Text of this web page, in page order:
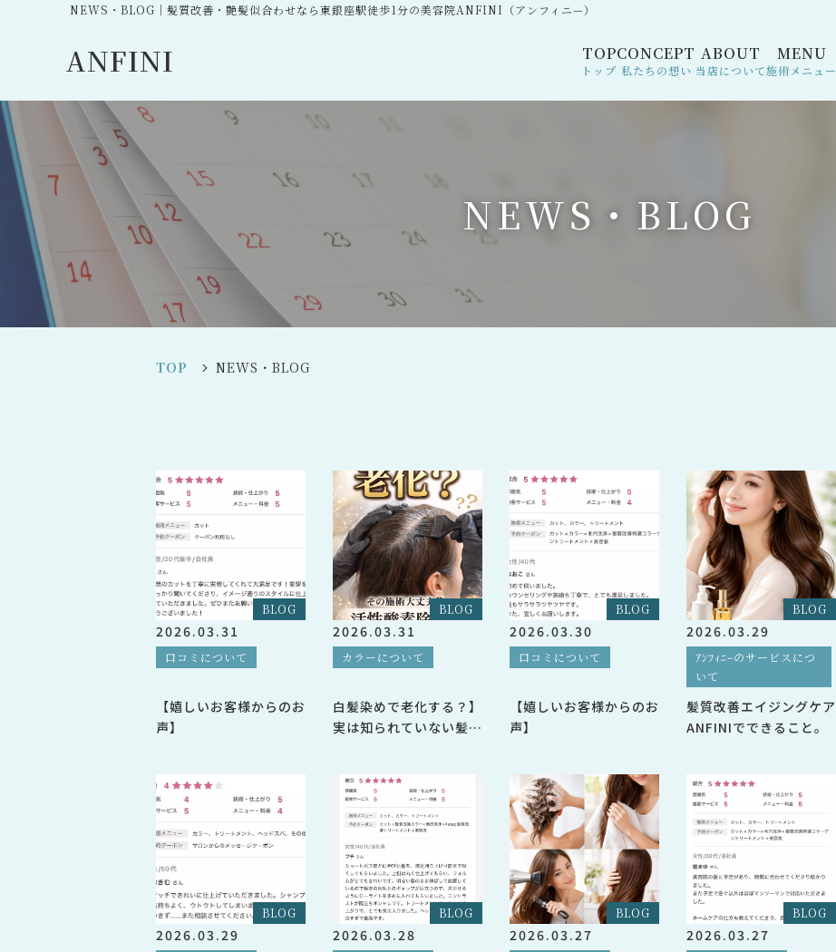
NEWS・BLOG｜髪質改善・艶髪似合わせなら東銀座駅徒歩1分の美容院ANFINI（アンフィニ—）
ANFINI TOP
トップ
CONCEPT
私たちの想い
ABOUT
当店について
MENU
施術メニュー
NEWS ・ BLOG
TOP NEWS・BLOG
BLOG
2026.03.31
口コミについて
【嬉しいお客様からのお
声】
BLOG
2026.03.31
カラーについて
白髪染めで老化する？】
実は知られていない髪と
BLOG
2026.03.30
口コミについて
【嬉しいお客様からのお
声】
BLOG
2026.03.29
ｱﾝﾌｨﾆｰのサービスにつ
いて
髪質改善エイジングケア
ANFINIでできること。
BLOG
2026.03.29
BLOG
2026.03.28
BLOG
2026.03.27
BLOG
2026.03.27